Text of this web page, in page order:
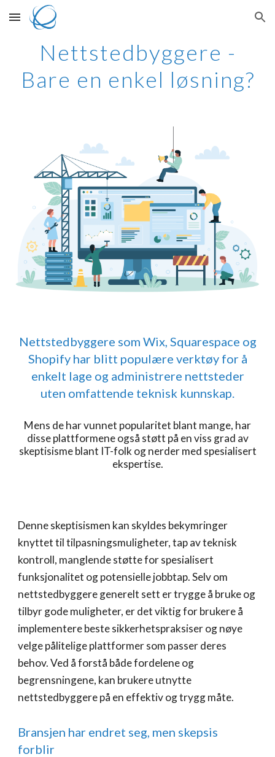
Skip to main content Skip to navigation
Nettstedbyggere -
Bare en enkel løsning?
Nettstedbyggere som Wix, Squarespace og
Shopify har blitt populære verktøy for å
enkelt lage og administrere nettsteder
uten omfattende teknisk kunnskap.
Mens de har vunnet popularitet blant mange, har
disse plattformene også støtt på en viss grad av
skeptisisme blant IT-folk og nerder med spesialisert
ekspertise.
Denne skeptisismen kan skyldes bekymringer
knyttet til tilpasningsmuligheter, tap av teknisk
kontroll, manglende støtte for spesialisert
funksjonalitet og potensielle jobbtap. Selv om
nettstedbyggere generelt sett er trygge å bruke og
tilbyr gode muligheter, er det viktig for brukere å
implementere beste sikkerhetspraksiser og nøye
velge pålitelige plattformer som passer deres
behov. Ved å forstå både fordelene og
begrensningene, kan brukere utnytte
nettstedbyggere på en effektiv og trygg måte.
Bransjen har endret seg, men skepsis
forblir